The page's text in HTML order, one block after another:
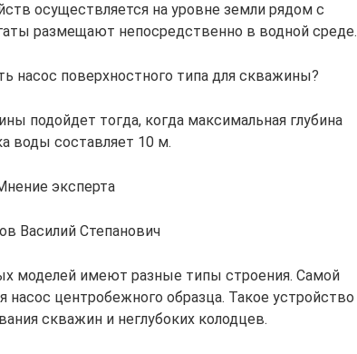
осуществляется на уровне земли рядом с
размещают непосредственно в водной среде.
насос поверхностного типа для скважины?
подойдет тогда, когда максимальная глубина
воды составляет 10 м.
эксперта
Василий Степанович
моделей имеют разные типы строения. Самой
насос центробежного образца. Такое устройство
скважин и неглубоких колодцев.